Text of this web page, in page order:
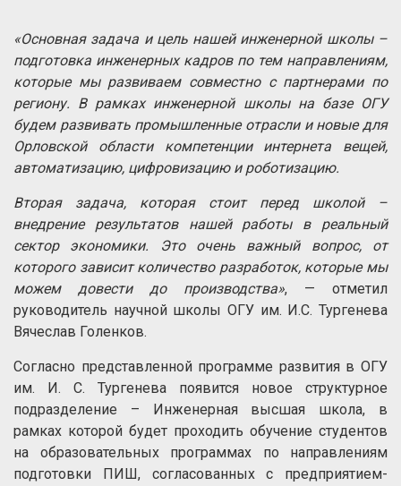
«Основная задача и цель нашей инженерной школы –
подготовка инженерных кадров по тем направлениям,
которые мы развиваем совместно с партнерами по
региону. В рамках инженерной школы на базе ОГУ
будем развивать промышленные отрасли и новые для
Орловской области компетенции интернета вещей,
автоматизацию, цифровизацию и роботизацию.
Вторая задача, которая стоит перед школой –
внедрение результатов нашей работы в реальный
сектор экономики. Это очень важный вопрос, от
которого зависит количество разработок, которые мы
можем довести до производства», — отметил
руководитель научной школы ОГУ им. И.С. Тургенева
Вячеслав Голенков.
Согласно представленной программе развития в ОГУ
им. И. С. Тургенева появится новое структурное
подразделение – Инженерная высшая школа, в
рамках которой будет проходить обучение студентов
на образовательных программах по направлениям
подготовки ПИШ, согласованных с предприятием-